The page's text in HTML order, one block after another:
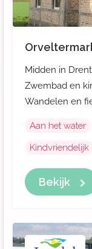
Midden in
Zwembad en
Wandelen en
Aan het water
Kindvriendelijk
Bekijk